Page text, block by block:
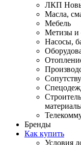
ЛКП
Масла,
Мебель
Метизы и
Насосы,
Бренды
Как купить
Условия